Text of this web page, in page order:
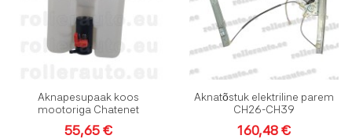
Kiirvaade
Aknapesupaak koos
mootoriga Chatenet
55,65 €
Aknatõstuk elektriline parem
CH26-CH39
160,48 €